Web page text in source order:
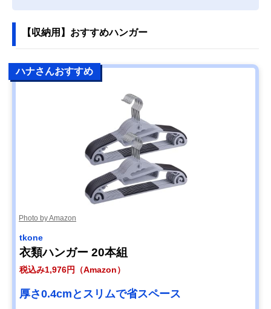
【収納用】おすすめハンガー
ハナさんおすすめ
Photo by Amazon
tkone
衣類ハンガー 20本組
税込み1,976円（Amazon）
厚さ0.4cmとスリムで省スペース